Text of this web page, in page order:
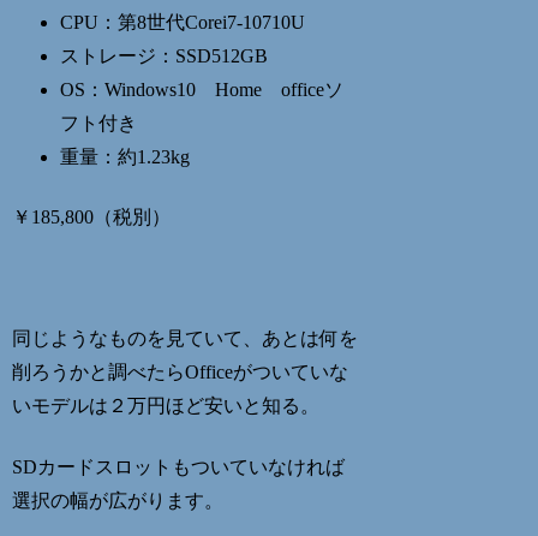
CPU：第8世代Corei7-10710U
ストレージ：SSD512GB
OS：Windows10 Home officeソ
フト付き
重量：約1.23kg
￥185,800（税別）
同じようなものを見ていて、あとは何を
削ろうかと調べたらOfficeがついていな
いモデルは２万円ほど安いと知る。
SDカードスロットもついていなければ
選択の幅が広がります。